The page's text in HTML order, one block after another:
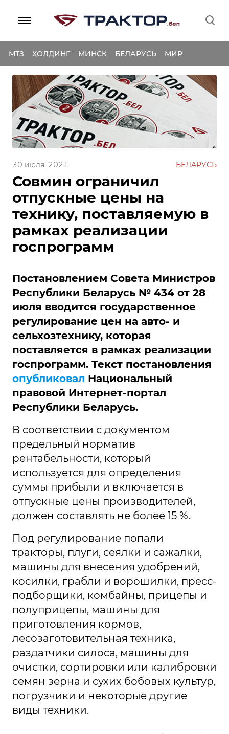
МТЗ ХОЛДИНГ МИНСК БЕЛАРУСЬ МИР
Совмин ограничил
отпускные цены на
технику, поставляемую в
рамках реализации
госпрограмм
30 июля, 2021 БЕЛАРУСЬ
Постановлением Совета Министров
Республики Беларусь № 434 от 28
июля вводится государственное
регулирование цен на авто- и
сельхозтехнику, которая
поставляется в рамках реализации
госпрограмм. Текст постановления
опубликовал Национальный
правовой Интернет-портал
Республики Беларусь.
В соответствии с документом
предельный норматив
рентабельности, который
используется для определения
суммы прибыли и включается в
отпускные цены производителей,
должен составлять не более 15 %.
Под регулирование попали
тракторы, плуги, сеялки и сажалки,
машины для внесения удобрений,
косилки, грабли и ворошилки, пресс-
подборщики, комбайны, прицепы и
полуприцепы, машины для
приготовления кормов,
лесозаготовительная техника,
раздатчики силоса, машины для
очистки, сортировки или калибровки
семян зерна и сухих бобовых культур,
погрузчики и некоторые другие
виды техники.